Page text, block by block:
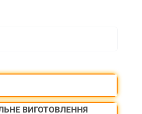
ВИГОТОВЛЕННЯ